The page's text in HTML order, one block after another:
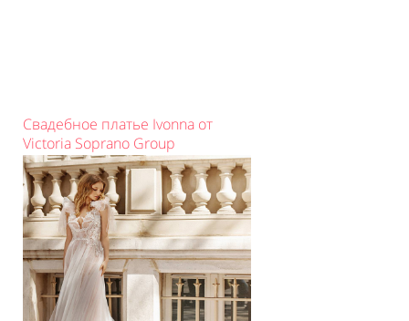
Свадебное платье Ivonna от
Victoria Soprano Group